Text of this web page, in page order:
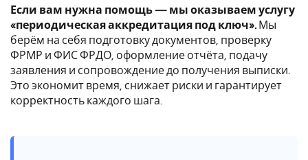
Если вам нужна помощь — мы оказываем услугу
«периодическая аккредитация под ключ». Мы
берём на себя подготовку документов, проверку
ФРМР и ФИС ФРДО, оформление отчёта, подачу
заявления и сопровождение до получения выписки.
Это экономит время, снижает риски и гарантирует
корректность каждого шага.